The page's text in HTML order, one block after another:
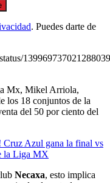
. Puedes darte de
Mx, Mikel Arriola,
los 18 conjuntos de la
del 50 por ciento del
Cruz Azul gana la final vs
la Liga MX
Necaxa, esto implica